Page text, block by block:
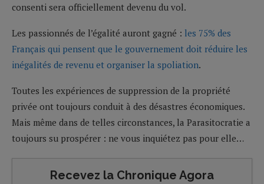
consenti sera officiellement devenu du vol.
Les passionnés de l’égalité auront gagné : les 75% des
Français qui pensent que le gouvernement doit réduire les
inégalités de revenu et organiser la spoliation.
Toutes les expériences de suppression de la propriété
privée ont toujours conduit à des désastres économiques.
Mais même dans de telles circonstances, la Parasitocratie a
toujours su prospérer : ne vous inquiétez pas pour elle…
Recevez la Chronique Agora